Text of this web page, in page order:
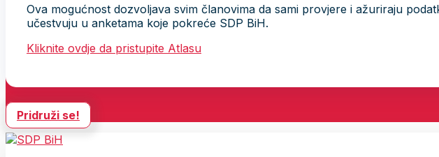
Ova mogućnost dozvoljava svim članovima da sami provjere i ažuriraju
učestvuju u anketama koje pokreće SDP BiH.
Kliknite ovdje da pristupite Atlasu
Pridruži se!